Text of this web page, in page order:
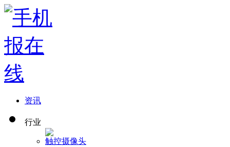
资讯
行业
触控摄像头